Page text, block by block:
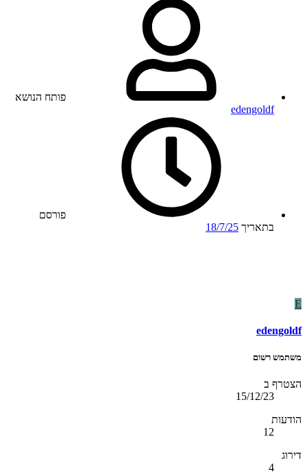
פותח הנושא
edengoldf
פורסם
בתאריך 18/7/25
E
edengoldf
משתמש רשום
הצטרף ב
15/12/23
הודעות
12
דירוג
4